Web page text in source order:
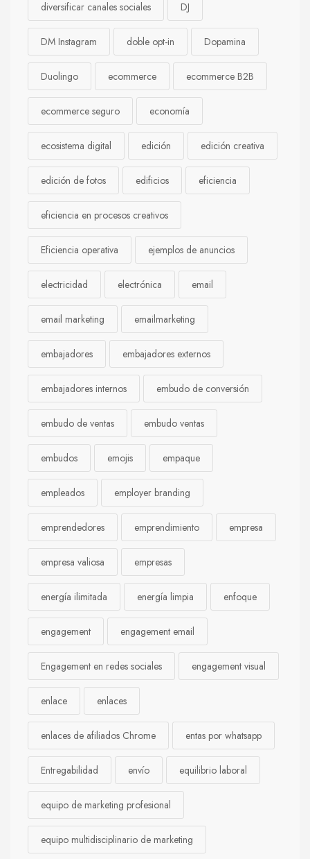
diversificar canales sociales DJ
DM Instagram doble opt-in Dopamina
Duolingo ecommerce ecommerce B2B
ecommerce seguro economía
ecosistema digital edición edición creativa
edición de fotos edificios eficiencia
eficiencia en procesos creativos
Eficiencia operativa ejemplos de anuncios
electricidad electrónica email
email marketing emailmarketing
embajadores embajadores externos
embajadores internos embudo de conversión
embudo de ventas embudo ventas
embudos emojis empaque
empleados employer branding
emprendedores emprendimiento empresa
empresa valiosa empresas
energía ilimitada energía limpia enfoque
engagement engagement email
Engagement en redes sociales engagement visual
enlace enlaces
enlaces de afiliados Chrome entas por whatsapp
Entregabilidad envío equilibrio laboral
equipo de marketing profesional
equipo multidisciplinario de marketing